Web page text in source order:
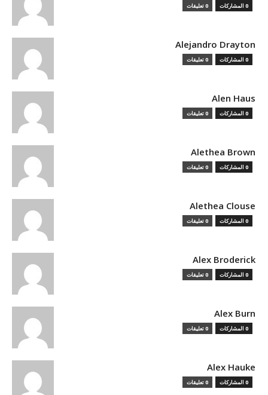
0 المشاركات 0 تعليقات
Alejandro Drayton
0 المشاركات 0 تعليقات
Alen Haus
0 المشاركات 0 تعليقات
Alethea Brown
0 المشاركات 0 تعليقات
Alethea Clouse
0 المشاركات 0 تعليقات
Alex Broderick
0 المشاركات 0 تعليقات
Alex Burn
0 المشاركات 0 تعليقات
Alex Hauke
0 المشاركات 0 تعليقات